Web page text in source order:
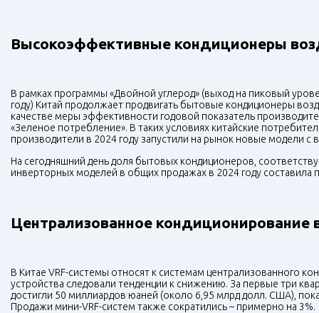
Высокоэффективные кондиционеры
В рамках программы «Двойной углерод» (выход на пиковый
году) Китай продолжает продвигать бытовые кондиционеры
качестве меры эффективности годовой показатель
«Зеленое потребление». В таких условиях китайские
производители в 2024 году запустили на рынок новые модели
На сегодняшний день доля бытовых кондиционеров,
инверторных моделей в общих продажах в 2024 году составила
Централизованное кондиционирование
В Китае VRF-системы относят к системам централизованного
устройства следовали тенденции к снижению. За первые три
достигли 50 миллиардов юаней (около 6,95 млрд долл. США),
Продажи мини-VRF-систем также сократились – примерно на 3%.